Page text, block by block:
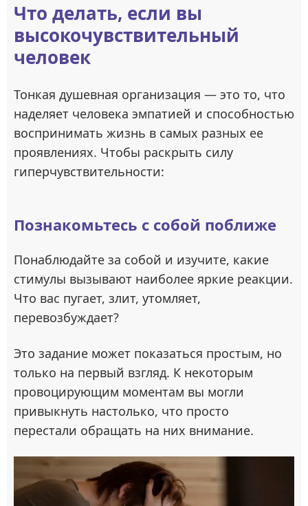
Что делать, если вы
высокочувствительный
человек
Тонкая душевная организация — это то, что
наделяет человека эмпатией и способностью
воспринимать жизнь в самых разных ее
проявлениях. Чтобы раскрыть силу
гиперчувствительности:
Познакомьтесь с собой поближе
Понаблюдайте за собой и изучите, какие
стимулы вызывают наиболее яркие реакции.
Что вас пугает, злит, утомляет,
перевозбуждает?
Это задание может показаться простым, но
только на первый взгляд. К некоторым
провоцирующим моментам вы могли
привыкнуть настолько, что просто
перестали обращать на них внимание.